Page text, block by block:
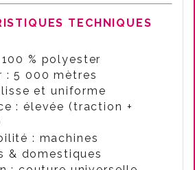
TECHNIQUES
% polyester
: 5 000 mètres
et uniforme
: élevée (traction +
: machines
& domestiques